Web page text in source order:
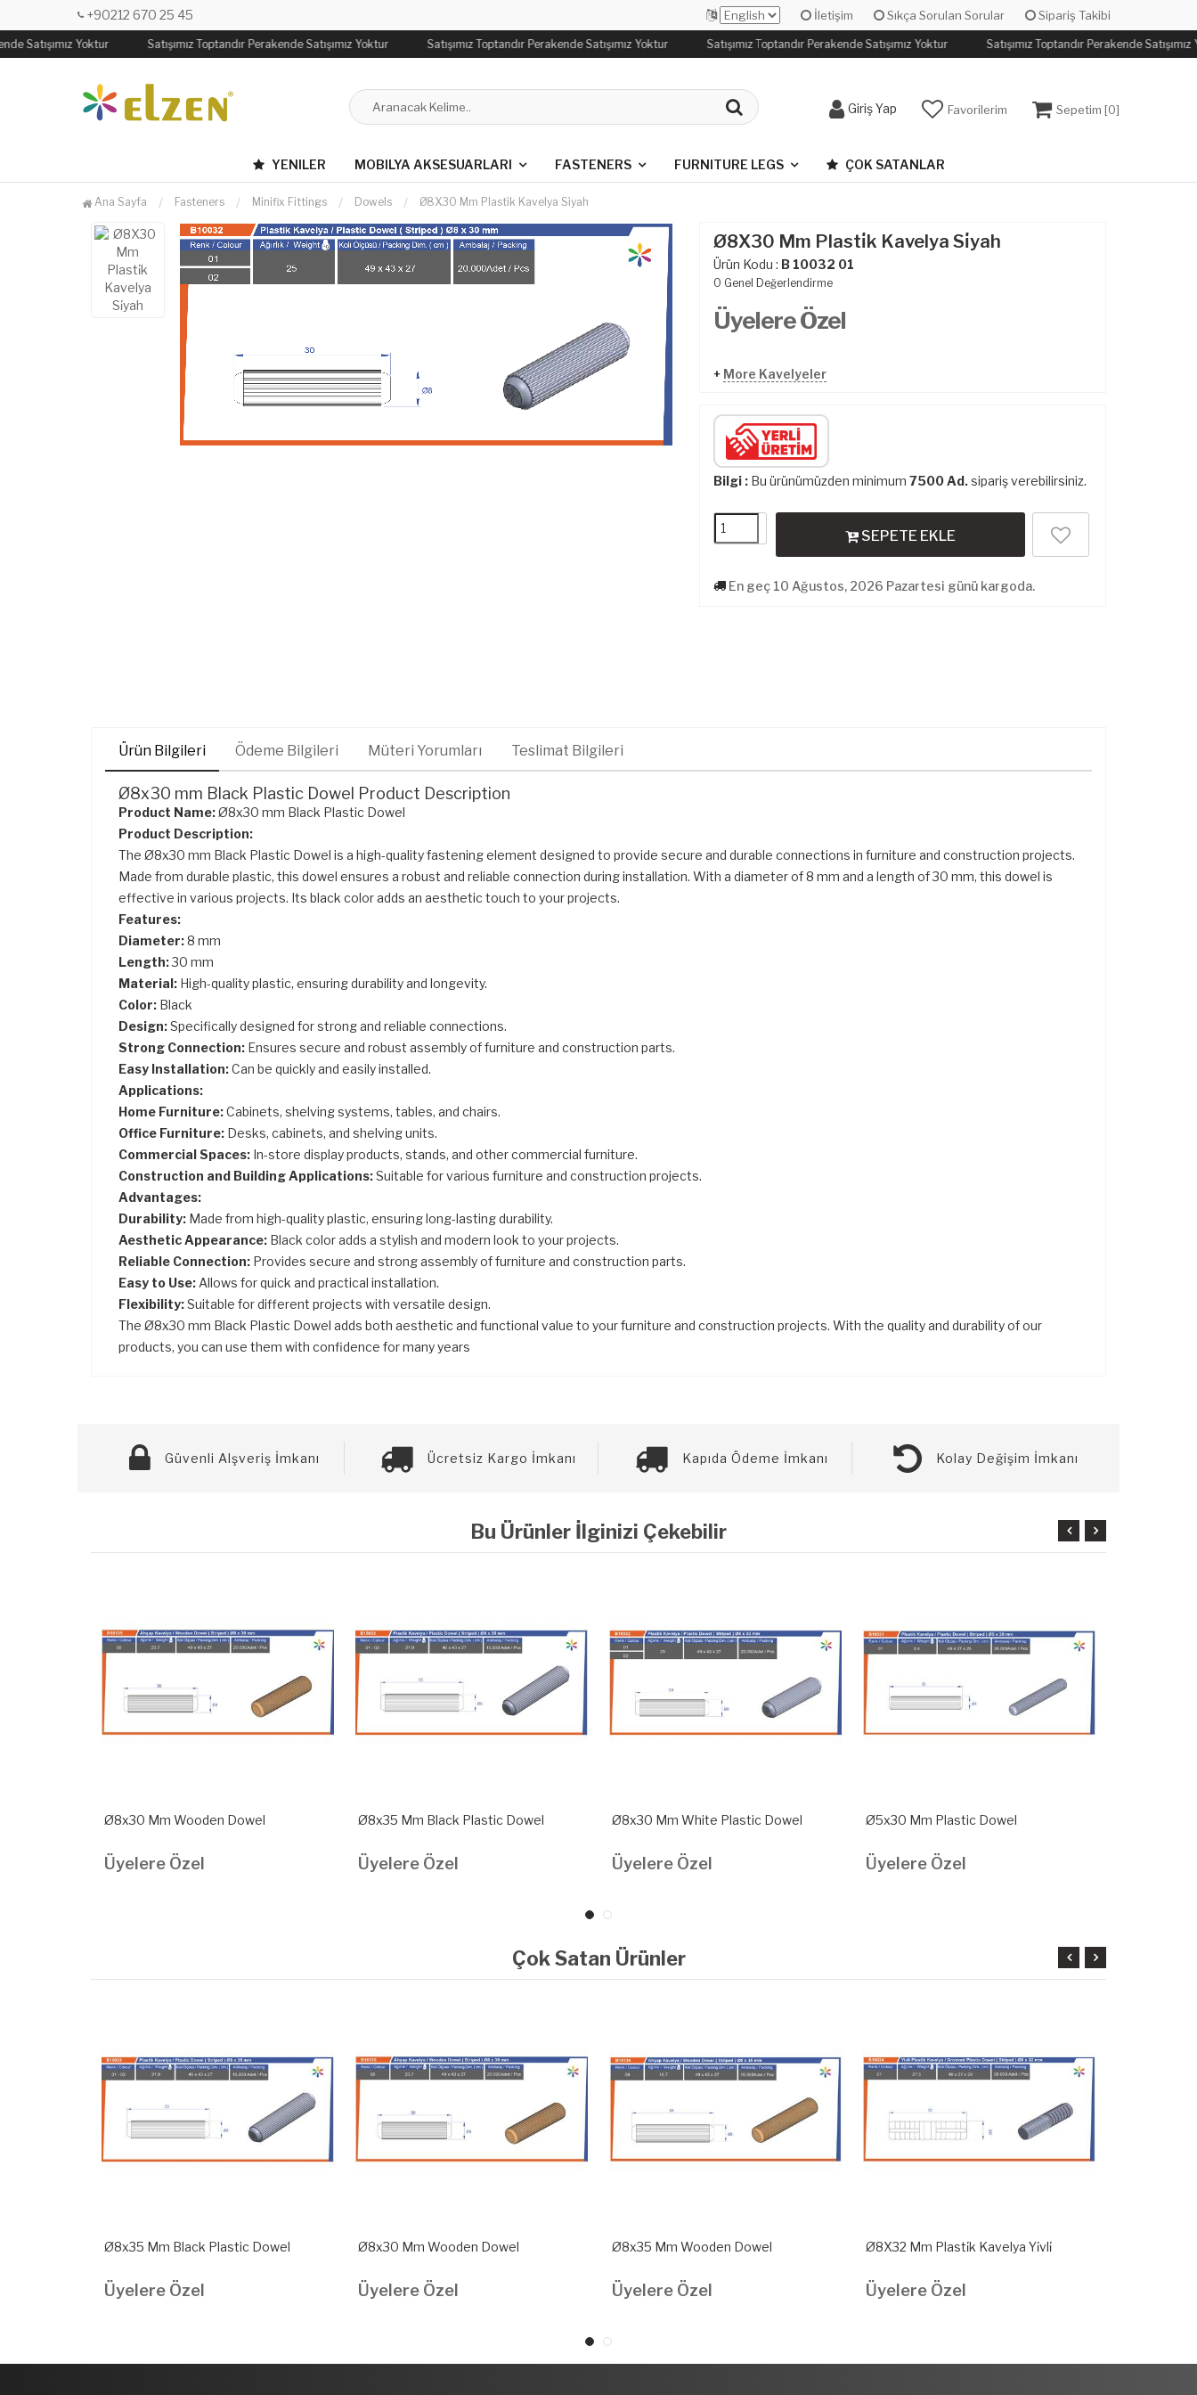
+90212 670 25 45 İletişim Sıkça Sorulan Sorular Sipariş Takibi
Satışımız Yoktur Satışımız Toptandır Perakende Satışımız Yoktur Satışımız Toptandır Perakende Satışımız Yoktur Satışımız Toptandır Perakende Satışımız Yoktur Satışımız Toptandır Perakende Satışımız
Giriş Yap Favorilerim Sepetim [0]
YENILER MOBILYA AKSESUARLARI FASTENERS FURNITURE LEGS ÇOK SATANLAR
Ana Sayfa Fasteners Minifix Fittings Dowels Ø8X30 Mm Plasti̇k Kavelya Si̇yah
Ø8X30 Mm Plasti̇k Kavelya Si̇yah
Ürün Kodu : B 10032 01
0 Genel Değerlendirme
Üyelere Özel
+ More Kavelyeler
Bilgi :Bu ürünümüzden minimum 7500 Ad.sipariş verebilirsiniz.
SEPETE EKLE
En geç 10 Ağustos, 2026 Pazartesi günü kargoda.
Ürün Bilgileri Ödeme Bilgileri Müteri Yorumları Teslimat Bilgileri
Ø8x30 mm Black Plastic Dowel Product Description
Product Name:Ø8x30 mm Black Plastic Dowel
Product Description:
The Ø8x30 mm Black Plastic Dowel is a high-quality fastening element designed to provide secure and durable connections in furniture and construction projects.
Made from durable plastic, this dowel ensures a robust and reliable connection during installation. With a diameter of 8 mm and a length of 30 mm, this dowel is
effective in various projects. Its black color adds an aesthetic touch to your projects.
Features:
Diameter:8 mm
Length:30 mm
Material: High-quality plastic, ensuring durability and longevity.
Color: Black
Design:Specifically designed for strong and reliable connections.
Strong Connection: Ensures secure and robust assembly of furniture and construction parts.
Easy Installation:Can be quickly and easily installed.
Applications:
Home Furniture:Cabinets, shelving systems, tables, and chairs.
Office Furniture: Desks, cabinets, and shelving units.
Commercial Spaces: In-store display products, stands, and other commercial furniture.
Construction and Building Applications:Suitable for various furniture and construction projects.
Advantages:
Durability: Made from high-quality plastic, ensuring long-lasting durability.
Aesthetic Appearance: Black color adds a stylish and modern look to your projects.
Reliable Connection: Provides secure and strong assembly of furniture and construction parts.
Easy to Use: Allows for quick and practical installation.
Flexibility:Suitable for different projects with versatile design.
The Ø8x30 mm Black Plastic Dowel adds both aesthetic and functional value to your furniture and construction projects. With the quality and durability of our
products, you can use them with confidence for many years
Güvenli Alşveriş İmkanı Ücretsiz Kargo İmkanı Kapıda Ödeme İmkanı Kolay Değişim İmkanı
Bu Ürünler İlginizi Çekebilir
Ø8x30 Mm Wooden Dowel
Üyelere Özel
Ø8x35 Mm Black Plastic Dowel
Üyelere Özel
Ø8x30 Mm White Plastic Dowel
Üyelere Özel
Ø5x30 Mm Plastic Dowel
Üyelere Özel
Çok Satan Ürünler
Ø8x35 Mm Black Plastic Dowel
Üyelere Özel
Ø8x30 Mm Wooden Dowel
Üyelere Özel
Ø8x35 Mm Wooden Dowel
Üyelere Özel
Ø8X32 Mm Plasti̇k Kavelya Yi̇vli̇
Üyelere Özel